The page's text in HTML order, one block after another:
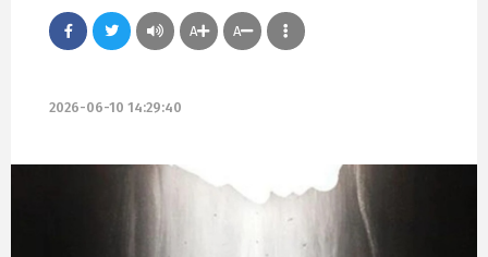
A A
2026-06-10 14:29:40